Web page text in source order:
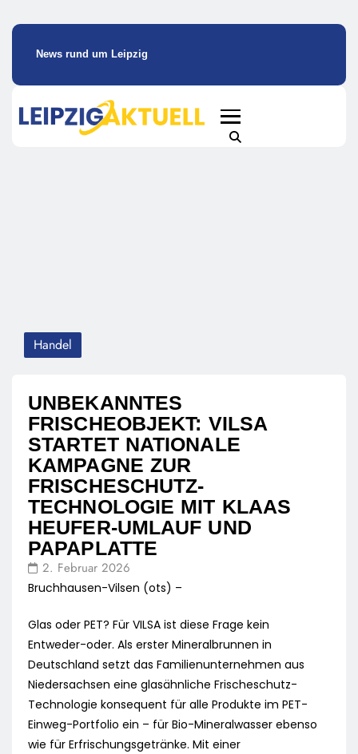
News rund um Leipzig
Handel
UNBEKANNTES
FRISCHEOBJEKT: VILSA
STARTET NATIONALE
KAMPAGNE ZUR
FRISCHESCHUTZ-
TECHNOLOGIE MIT KLAAS
HEUFER-UMLAUF UND
PAPAPLATTE
2. Februar 2026
Bruchhausen-Vilsen (ots) –
Glas oder PET? Für VILSA ist diese Frage kein
Entweder-oder. Als erster Mineralbrunnen in
Deutschland setzt das Familienunternehmen aus
Niedersachsen eine glasähnliche Frischeschutz-
Technologie konsequent für alle Produkte im PET-
Einweg-Portfolio ein – für Bio-Mineralwasser ebenso
wie für Erfrischungsgetränke. Mit einer